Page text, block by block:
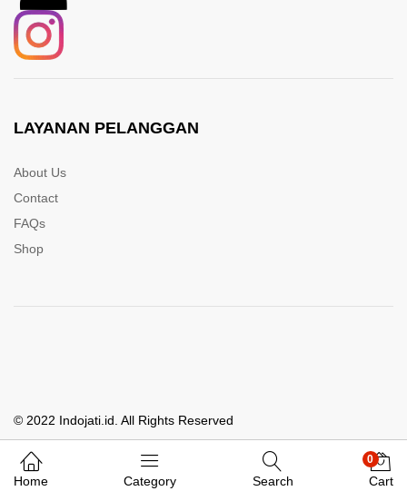
Whatsapp Kami
LAYANAN PELANGGAN
About Us
Contact
FAQs
Shop
© 2022 Indojati.id. All Rights Reserved
Home Category Search
0
Cart